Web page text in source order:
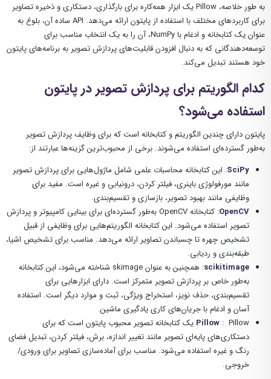
به طور خلاصه، Pillow یک ابزار همه‌کاره برای بارگذاری، دستکاری و ذخیره تصاویر
برای کاربردهای مختلف با استفاده از پایتون ارائه می‌دهد. API ساده آن، بلوغ به
عنوان یک کتابخانه و ادغام با NumPy، آن را به یک انتخاب مناسب برای
توسعه‌دهندگانی که به دنبال افزودن قابلیت‌های پردازش تصویر به برنامه‌های پایتون
خود هستند تبدیل می‌کند.
کدام الگوریتم برای پردازش تصویر در پایتون
استفاده می‌شود؟
پایتون دارای چندین الگوریتم و کتابخانه است که برای وظایف پردازش تصویر
به‌طور گسترده‌ای استفاده می‌شوند. برخی از محبوب‌ترین گزینه‌ها عبارتند از:
SciPy: این کتابخانه محاسبات علمی شامل ماژول‌هایی برای پردازش تصویر
مانند مورفولوژی باینری، فیلتر کردن، درونیابی و غیره است. مفید برای
وظایفی مانند بهبود تصویر، بازسازی و تقسیم‌بندی.
OpenCV
: کتابخانه OpenCV به‌طور گسترده‌ای برای بینایی کامپیوتر و پردازش
تصویر استفاده می‌شود. این کتابخانه الگوریتم‌هایی برای وظایفی از قبیل
تشخیص چهره تا چسباندن تصاویر ارائه می‌دهد. مناسب برای تشخیص اشیا،
طبقه‌بندی و ردیابی.
scikitimage
: همچنین به عنوان skimage شناخته می‌شود، این کتابخانه
به‌طور خاص بر پردازش تصویر متمرکز است. دارای ابزارهایی برای
تقسیم‌بندی، حذف نویز، استخراج ویژگی، ثبت و موارد دیگر است. استفاده
آسان و ادغام با جریان‌های کاری یادگیری ماشین.
Pillow : Pillow یک کتابخانه تصویر محبوب پایتون است که برای
دستکاری‌های پایه‌ای تصویر مانند تغییر اندازه، برش، فیلتر کردن، تبدیل فضای
رنگ و غیره استفاده می‌شود. مناسب برای آماده‌سازی تصاویر برای ورودی/
خروجی.